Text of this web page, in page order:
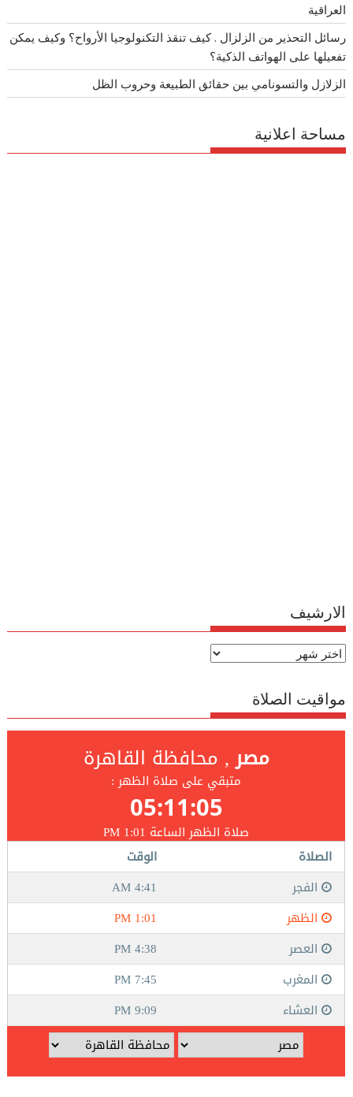
العراقية
رسائل التحذير من الزلزال . كيف تنقذ التكنولوجيا الأرواح؟ وكيف يمكن
تفعيلها على الهواتف الذكية؟
الزلازل والتسونامي بين حقائق الطبيعة وحروب الظل
مساحة اعلانية
الارشيف
الارشيف
مواقيت الصلاة